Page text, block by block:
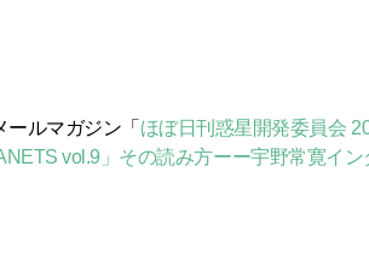
ルマガジン「 ほぼ日刊惑星開発委員会
vol.9」その読み方ーー宇野常寛イン